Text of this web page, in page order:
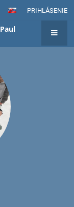
PRIHLÁSENIE